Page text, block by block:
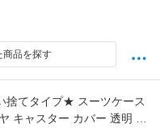
商品を探す
捨てタイプ★ スーツケース
キャスター カバー 透明 使